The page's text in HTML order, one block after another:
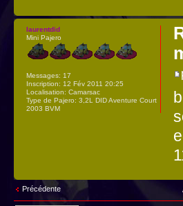
laurentdid
Mini Pajero
Messages: 17
Inscription: 12 Fév 2011 20:25
Localisation: Camarsac
Type de Pajero: 3,2L DID Aventure Court
2003 BVM
Précédente